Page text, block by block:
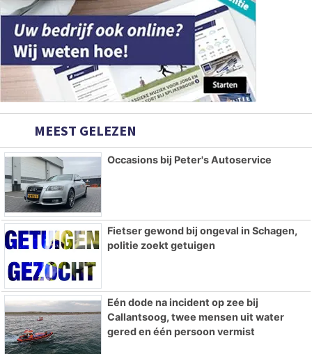
MEEST GELEZEN
Occasions bij Peter's Autoservice
Fietser gewond bij ongeval in Schagen,
politie zoekt getuigen
Eén dode na incident op zee bij
Callantsoog, twee mensen uit water
gered en één persoon vermist